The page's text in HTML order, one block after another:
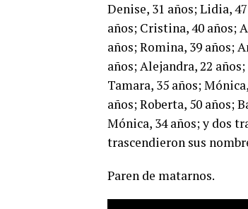
Denise, 31 años; Lidia,
años; Cristina, 40 años;
años; Romina, 39 años;
años; Alejandra, 22
Tamara, 35 años;
años; Roberta, 50 años;
Mónica, 34 años; y dos
trascendieron sus
Paren de matarnos.